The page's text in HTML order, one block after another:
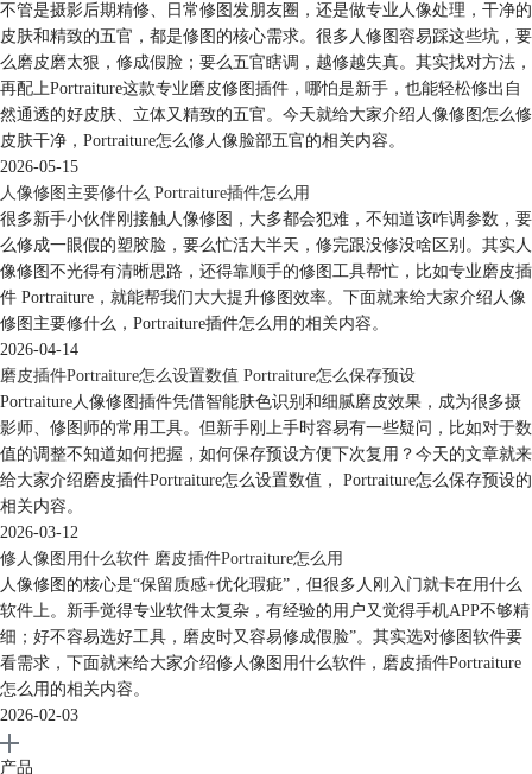
不管是摄影后期精修、日常修图发朋友圈，还是做专业人像处理，干净的
皮肤和精致的五官，都是修图的核心需求。很多人修图容易踩这些坑，要
么磨皮磨太狠，修成假脸；要么五官瞎调，越修越失真。其实找对方法，
再配上Portraiture这款专业磨皮修图插件，哪怕是新手，也能轻松修出自
然通透的好皮肤、立体又精致的五官。今天就给大家介绍人像修图怎么修
皮肤干净，Portraiture怎么修人像脸部五官的相关内容。
2026-05-15
人像修图主要修什么 Portraiture插件怎么用
很多新手小伙伴刚接触人像修图，大多都会犯难，不知道该咋调参数，要
么修成一眼假的塑胶脸，要么忙活大半天，修完跟没修没啥区别。其实人
像修图不光得有清晰思路，还得靠顺手的修图工具帮忙，比如专业磨皮插
件 Portraiture，就能帮我们大大提升修图效率。下面就来给大家介绍人像
修图主要修什么，Portraiture插件怎么用的相关内容。
2026-04-14
磨皮插件Portraiture怎么设置数值 Portraiture怎么保存预设
Portraiture人像修图插件凭借智能肤色识别和细腻磨皮效果，成为很多摄
影师、修图师的常用工具。但新手刚上手时容易有一些疑问，比如对于数
值的调整不知道如何把握，如何保存预设方便下次复用？今天的文章就来
给大家介绍磨皮插件Portraiture怎么设置数值， Portraiture怎么保存预设的
相关内容。
2026-03-12
修人像图用什么软件 磨皮插件Portraiture怎么用
人像修图的核心是“保留质感+优化瑕疵”，但很多人刚入门就卡在用什么
软件上。新手觉得专业软件太复杂，有经验的用户又觉得手机APP不够精
细；好不容易选好工具，磨皮时又容易修成假脸”。其实选对修图软件要
看需求，下面就来给大家介绍修人像图用什么软件，磨皮插件Portraiture
怎么用的相关内容。
2026-02-03
产品